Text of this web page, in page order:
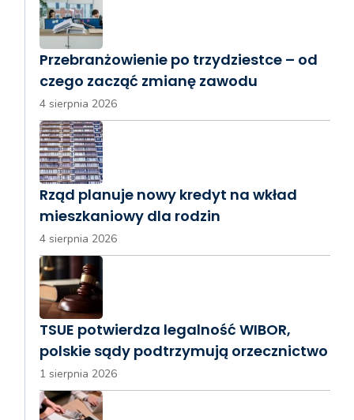
Przebranżowienie po trzydziestce – od
czego zacząć zmianę zawodu
4 sierpnia 2026
Rząd planuje nowy kredyt na wkład
mieszkaniowy dla rodzin
4 sierpnia 2026
TSUE potwierdza legalność WIBOR,
polskie sądy podtrzymują orzecznictwo
1 sierpnia 2026